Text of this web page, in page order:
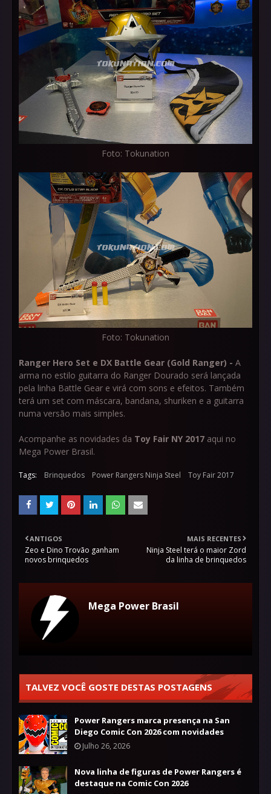
Foto: Tokunation
Foto: Tokunation
Ranger Hero Set e DX Battle Gear (Gold Ranger) - A
arma no estilo guitarra do Ranger Dourado será lançada
pela linha Battle Gear e virá com sons e efeitos. Também
terá um set com máscara, bandana, shuriken e a guitarra
numa versão mais simples.
Acompanhe as novidades da Toy Fair NY 2017 aqui no
Mega Power Brasil.
Tags: Brinquedos Power Rangers Ninja Steel Toy Fair 2017
MAIS RECENTES
Ninja Steel terá o maior Zord
da linha de brinquedos
ANTIGOS
Zeo e Dino Trovão ganham
novos brinquedos
Mega Power Brasil
TALVEZ VOCÊ GOSTE DESTAS POSTAGENS
Power Rangers marca presença na San
Diego Comic Con 2026 com novidades
Julho 26, 2026
Nova linha de figuras de Power Rangers é
destaque na Comic Con 2026